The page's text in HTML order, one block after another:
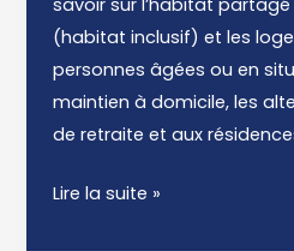
savoir sur l’habitat
(habitat inclusif) et les
personnes âgées ou en
maintien à domicile, les
de retraite et aux
Blog
Lire la suite »